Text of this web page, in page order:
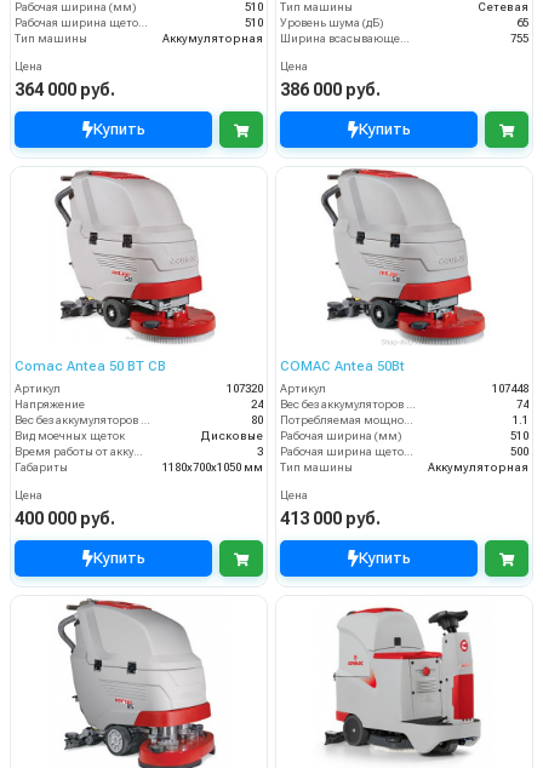
Рабочая ширина (мм)
510
Рабочая ширина щеток (мм)
510
Тип машины
Аккумуляторная
Цена
364 000 руб.
Купить
Тип машины
Сетевая
Уровень шума (дБ)
65
Ширина всасывающей балки (мм)
755
Цена
386 000 руб.
Купить
Comac Antea 50 BT CB
Артикул
107320
Напряжение
24
Вес без аккумуляторов (кг)
80
Вид моечных щеток
Дисковые
Время работы от аккумуляторов (ч)
3
Габариты
1180х700х1050 мм
Цена
400 000 руб.
Купить
COMAC Antea 50Bt
Артикул
107448
Вес без аккумуляторов (кг)
74
Потребляемая мощность (кВт)
1.1
Рабочая ширина (мм)
510
Рабочая ширина щеток (мм)
500
Тип машины
Аккумуляторная
Цена
413 000 руб.
Купить